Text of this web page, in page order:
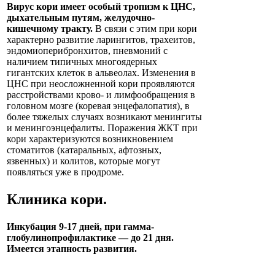
Вирус кори имеет особый тропизм к ЦНС,
дыхательным путям, желудочно-
кишечному тракту. В связи с этим при кори
характерно развитие ларингитов, трахеитов,
эндомиоперибронхитов, пневмоний с
наличием типичных многоядерных
гигантских клеток в альвеолах. Изменения в
ЦНС при неосложненной кори проявляются
расстройствами крово- и лимфообращения в
головном мозге (коревая энцефалопатия), в
более тяжелых случаях возникают менингиты
и менингоэнцефалиты. Поражения ЖКТ при
кори характеризуются возникновением
стоматитов (катаральных, афтозных,
язвенных) и колитов, которые могут
появляться уже в продроме.
Клиника кори.
Инкубация 9-17 дней, при гамма-
глобулинопрофилактике — до 21 дня.
Имеется этапность развития.